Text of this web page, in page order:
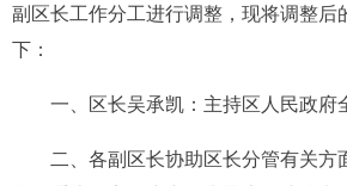
副区长工作分工进行调整，现将调整后
下：
一、区长吴承凯： 主持区人民政府
二、各副区长协助区长分管有关方